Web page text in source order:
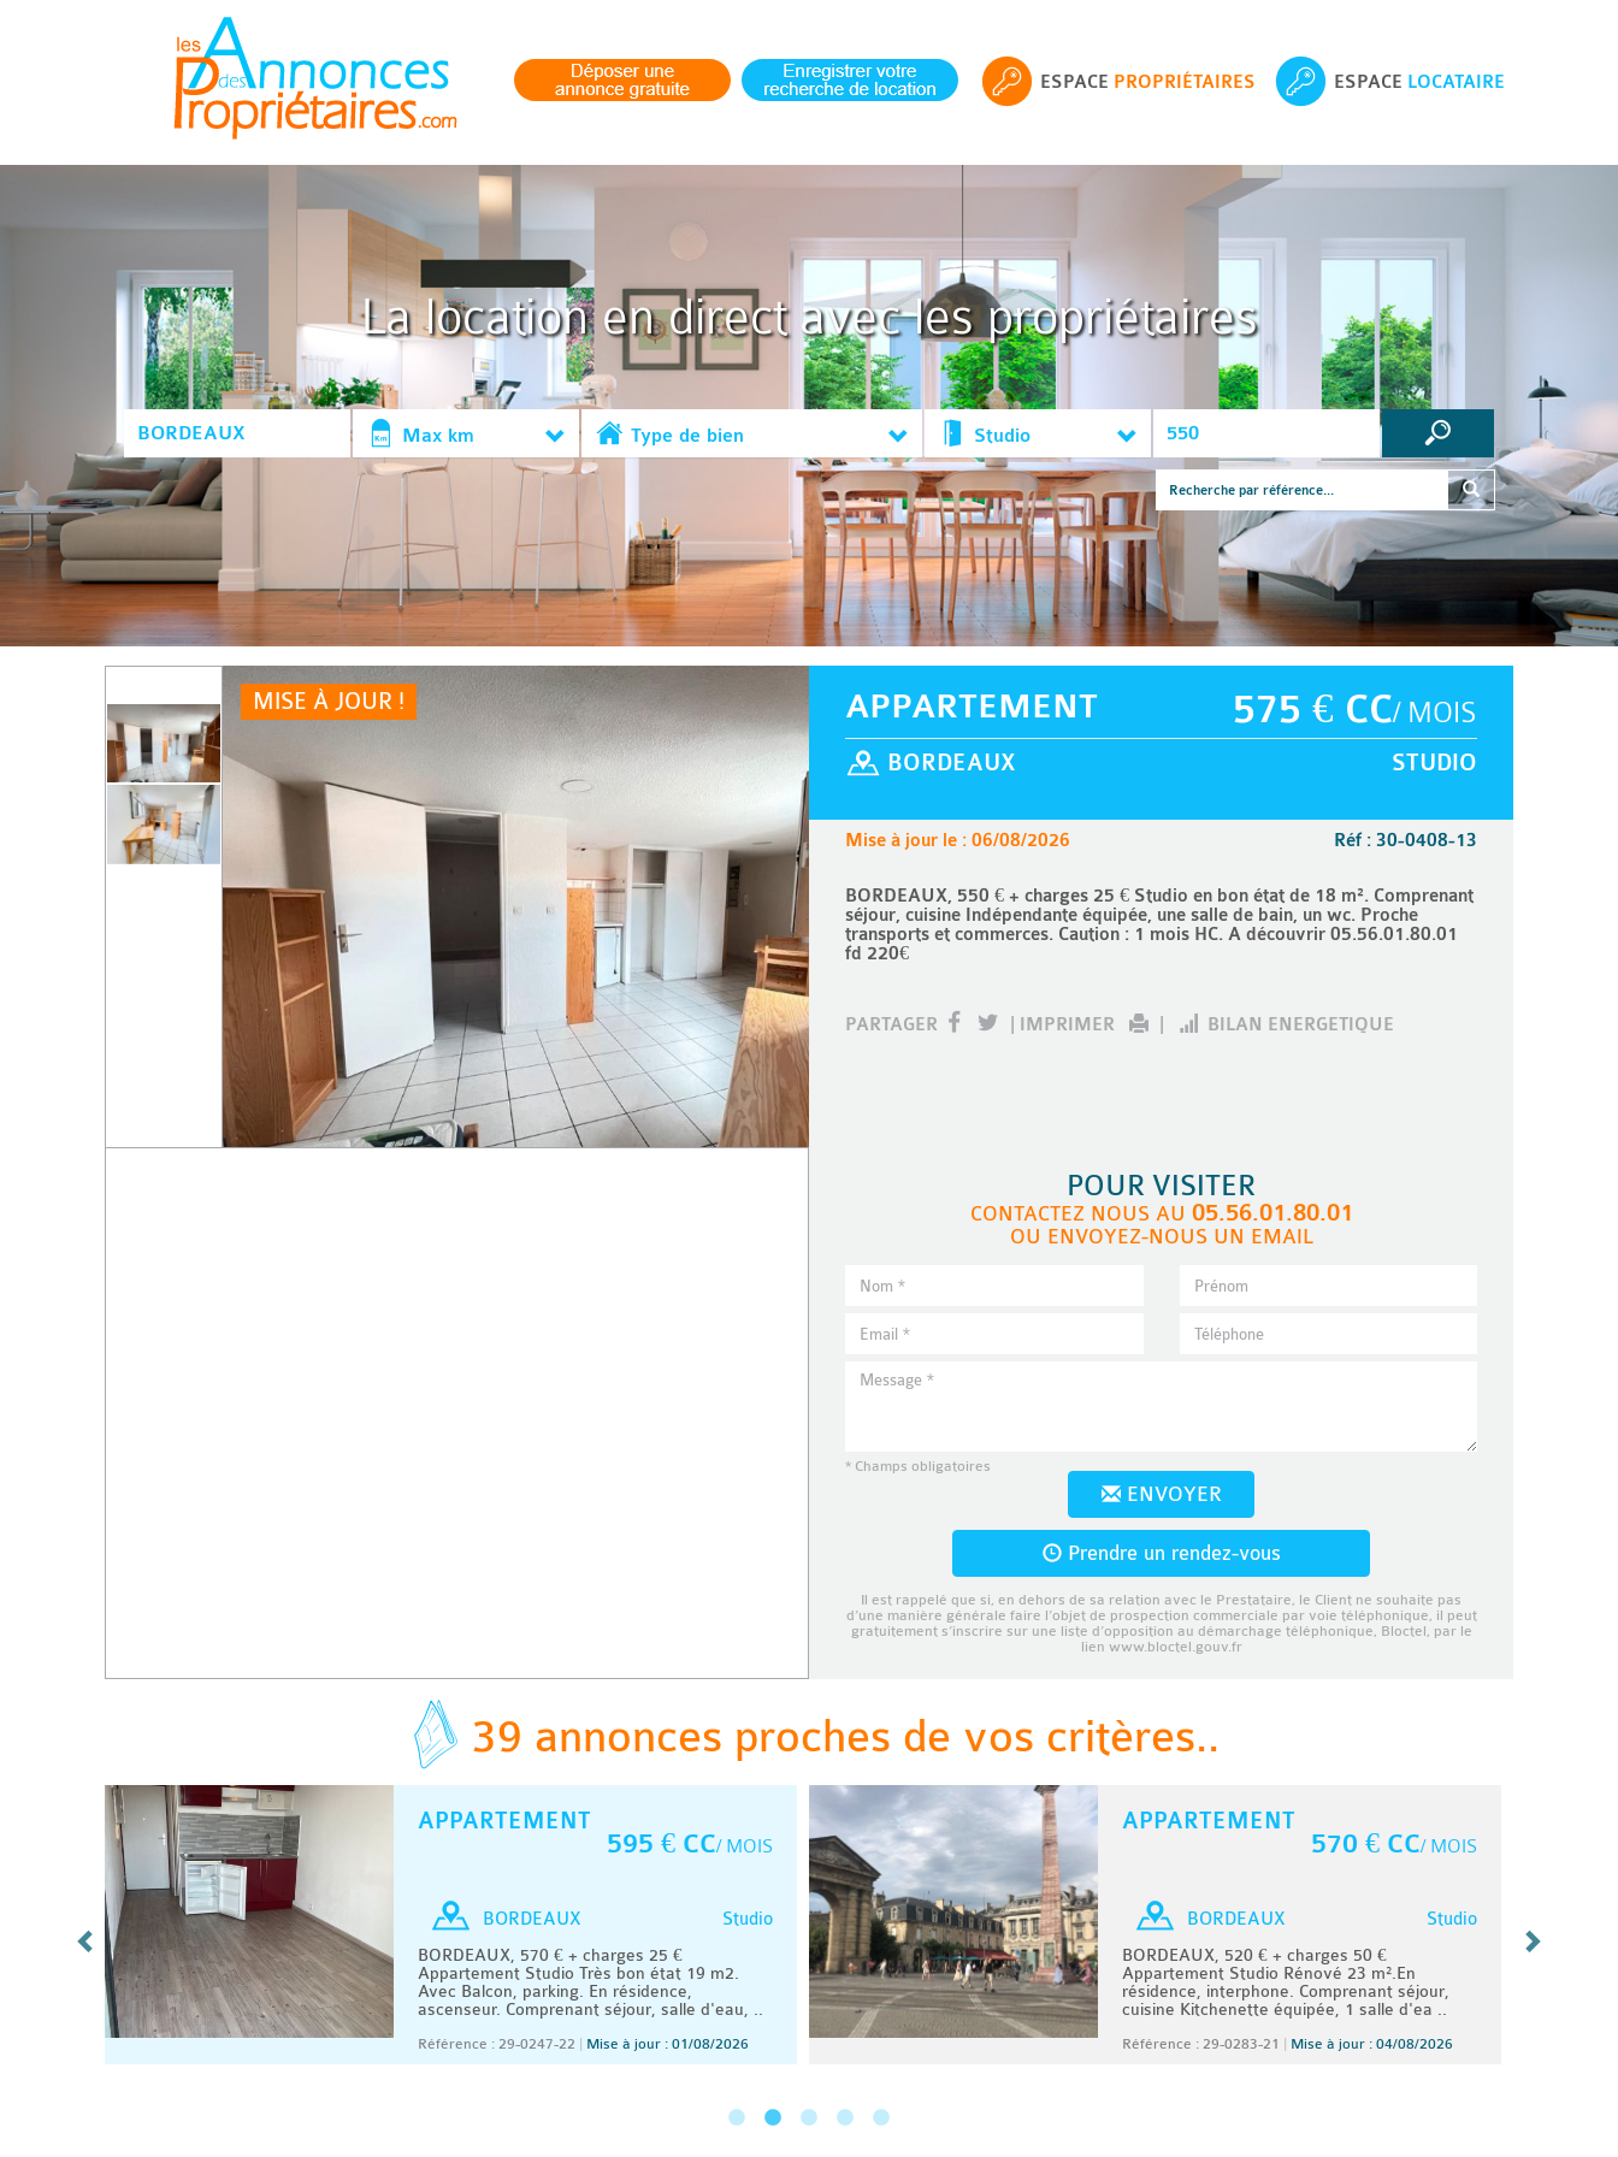
ESPACE PROPRIÉTAIRES ESPACE LOCATAIRE
La location en direct avec les propriétaires
Max km Type de bien Studio
MISE À JOUR ! 575 € CC/ MOIS
APPARTEMENT
STUDIO
BORDEAUX
Réf : 30-0408-13
Mise à jour le : 06/08/2026
BORDEAUX, 550 € + charges 25 € Studio en bon état de 18 m². Comprenant
séjour, cuisine Indépendante équipée, une salle de bain, un wc. Proche
transports et commerces. Caution : 1 mois HC. A découvrir 05.56.01.80.01
fd 220€
PARTAGER IMPRIMER BILAN ENERGETIQUE
POUR VISITER
CONTACTEZ NOUS AU 05.56.01.80.01
OU ENVOYEZ-NOUS UN EMAIL
* Champs obligatoires
ENVOYER
Prendre un rendez-vous
Il est rappelé que si, en dehors de sa relation avec le Prestataire, le Client ne souhaite pas
d’une manière générale faire l’objet de prospection commerciale par voie téléphonique, il peut
gratuitement s’inscrire sur une liste d’opposition au démarchage téléphonique, Bloctel, par le
lien www.bloctel.gouv.fr
39 annonces proches de vos critères..
APPARTEMENT
595 € CC/ MOIS
Studio
BORDEAUX
BORDEAUX, 570 € + charges 25 €
Appartement Studio Très bon état 19 m2.
Avec Balcon, parking. En résidence,
ascenseur. Comprenant séjour, salle d'eau, ..
Référence : 29-0247-22 Mise à jour : 01/08/2026
APPARTEMENT
570 € CC/ MOIS
Studio
BORDEAUX
BORDEAUX, 520 € + charges 50 €
Appartement Studio Rénové 23 m².En
résidence, interphone. Comprenant séjour,
cuisine Kitchenette équipée, 1 salle d'ea ..
Référence : 29-0283-21 Mise à jour : 04/08/2026